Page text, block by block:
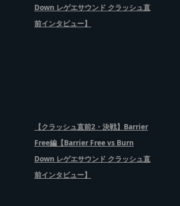
Down レゲエサウンド クラッシュ直
前インタビュー】
【クラッシュ直前2・決戦】Barrier
Free編【Barrier Free vs Burn
Down レゲエサウンド クラッシュ直
前インタビュー】